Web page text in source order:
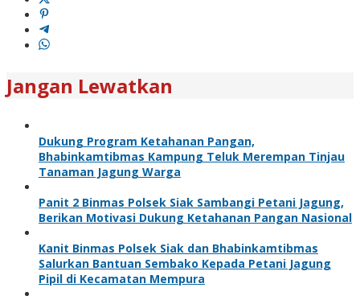
Jangan Lewatkan
Dukung Program Ketahanan Pangan,
Bhabinkamtibmas Kampung Teluk Merempan Tinjau
Tanaman Jagung Warga
Panit 2 Binmas Polsek Siak Sambangi Petani Jagung,
Berikan Motivasi Dukung Ketahanan Pangan Nasional
Kanit Binmas Polsek Siak dan Bhabinkamtibmas
Salurkan Bantuan Sembako Kepada Petani Jagung
Pipil di Kecamatan Mempura